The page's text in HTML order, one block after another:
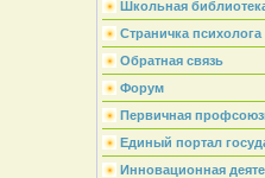
Школьная
Страничка психолога
Обратная связь
Форум
Первичная
Единый портал
Инновационная